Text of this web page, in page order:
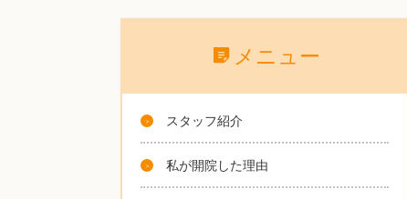
メニュー
スタッフ紹介
私が開院した理由